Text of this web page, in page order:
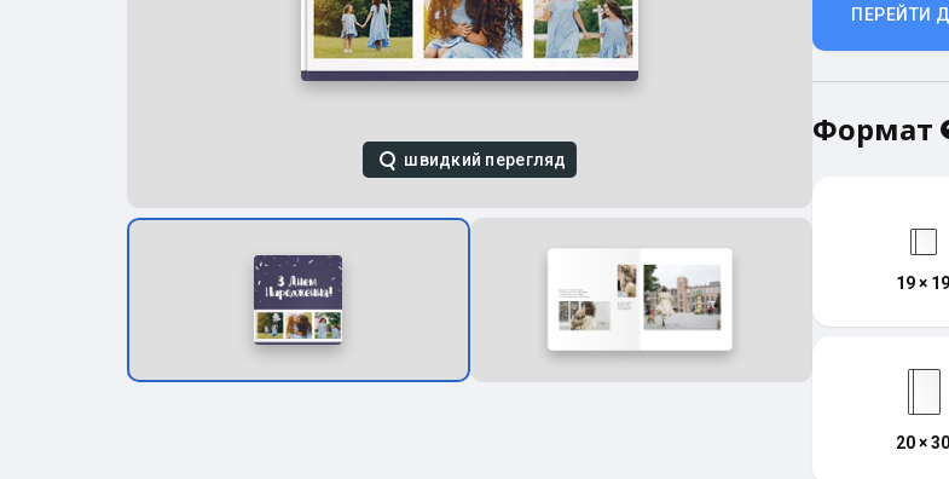
швидкий перегляд
ПЕРЕЙТИ
Формат
19 × 19
20 × 30